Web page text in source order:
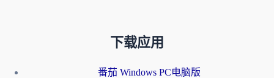
下载应用
番茄 Windows PC电脑版